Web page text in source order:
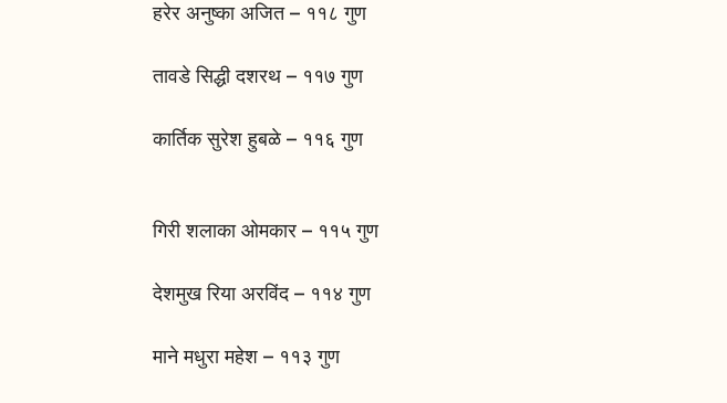
हरेर अनुष्का अजित – ११८ गुण
तावडे सिद्धी दशरथ – ११७ गुण
कार्तिक सुरेश हुबळे – ११६ गुण
गिरी शलाका ओमकार – ११५ गुण
देशमुख रिया अरविंद – ११४ गुण
माने मधुरा महेश – ११३ गुण